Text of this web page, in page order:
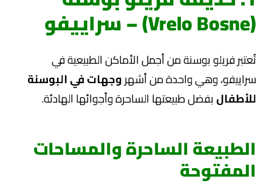
(Vrelo Bosne) – سراييفو
تُعتبر فريلو بوسنة من أجمل الأماكن الطبيعية في
سراييفو، وهي واحدة من أشهروجهات في البوسنة
للأطفالبفضل طبيعتها الساحرة وأجوائها الهادئة.
الطبيعة الساحرة والمساحات
المفتوحة